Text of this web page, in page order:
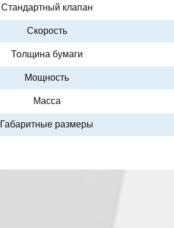
Стандартный клапан
Скорость
Толщина бумаги
Мощность
Масса
Габаритные размеры